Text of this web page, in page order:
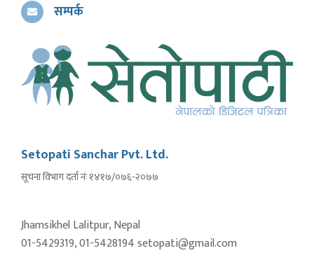
सम्पर्क
Setopati Sanchar Pvt. Ltd.
सूचना विभाग दर्ता नंः १४१७/०७६-२०७७
Jhamsikhel Lalitpur, Nepal
01-5429319, 01-5428194 setopati@gmail.com